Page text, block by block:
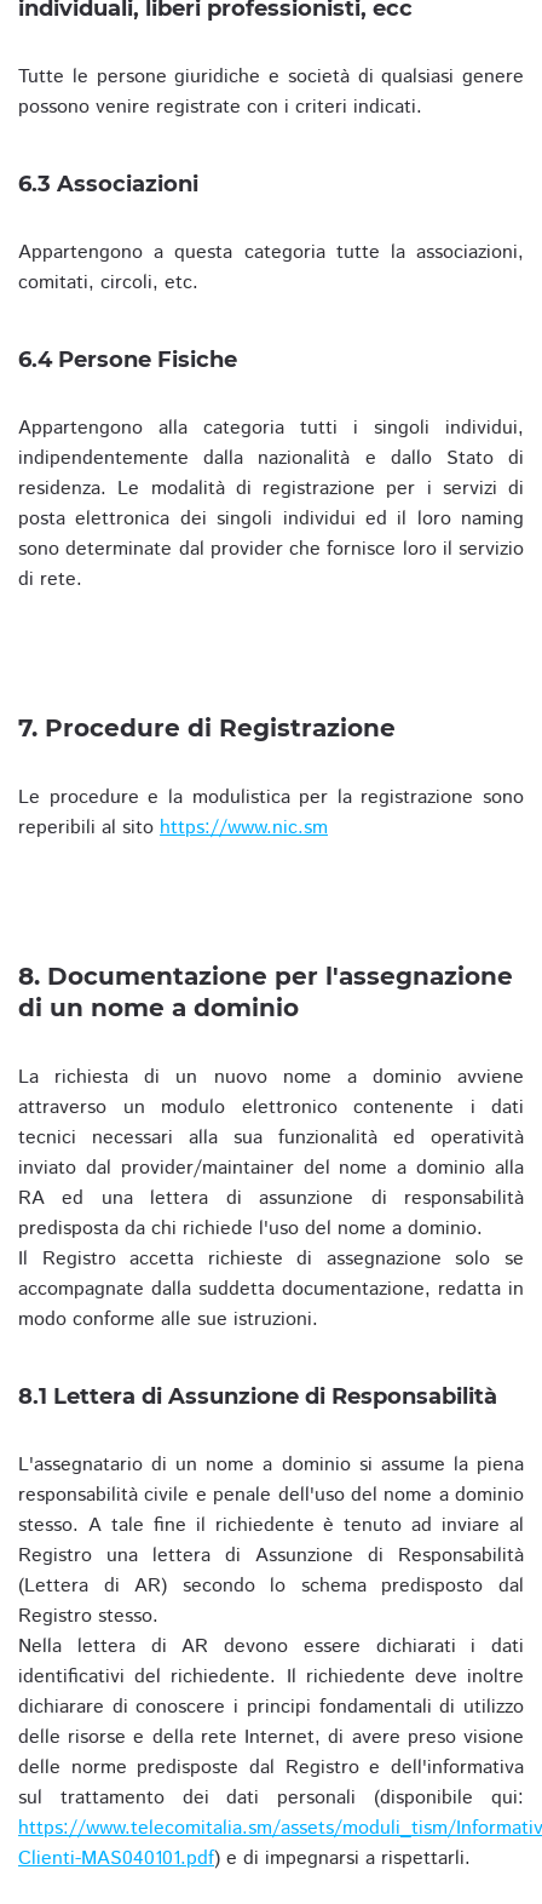
individuali, liberi professionisti, ecc
Tutte le persone giuridiche e società di qualsiasi genere
possono venire registrate con i criteri indicati.
6.3 Associazioni
Appartengono a questa categoria tutte la associazioni,
comitati, circoli, etc.
6.4 Persone Fisiche
Appartengono alla categoria tutti i singoli individui,
indipendentemente dalla nazionalità e dallo Stato di
residenza. Le modalità di registrazione per i servizi di
posta elettronica dei singoli individui ed il loro naming
sono determinate dal provider che fornisce loro il servizio
di rete.
7. Procedure di Registrazione
Le procedure e la modulistica per la registrazione sono
reperibili al sito https://www.nic.sm
8. Documentazione per l'assegnazione
di un nome a dominio
La richiesta di un nuovo nome a dominio avviene
attraverso un modulo elettronico contenente i dati
tecnici necessari alla sua funzionalità ed operatività
inviato dal provider/maintainer del nome a dominio alla
RA ed una lettera di assunzione di responsabilità
predisposta da chi richiede l'uso del nome a dominio.
Il Registro accetta richieste di assegnazione solo se
accompagnate dalla suddetta documentazione, redatta in
modo conforme alle sue istruzioni.
8.1 Lettera di Assunzione di Responsabilità
L'assegnatario di un nome a dominio si assume la piena
responsabilità civile e penale dell'uso del nome a dominio
stesso. A tale fine il richiedente è tenuto ad inviare al
Registro una lettera di Assunzione di Responsabilità
(Lettera di AR) secondo lo schema predisposto dal
Registro stesso.
Nella lettera di AR devono essere dichiarati i dati
identificativi del richiedente. Il richiedente deve inoltre
dichiarare di conoscere i principi fondamentali di utilizzo
delle risorse e della rete Internet, di avere preso visione
delle norme predisposte dal Registro e dell'informativa
sul trattamento dei dati personali (disponibile qui:
https://www.telecomitalia.sm/assets/moduli_tism/
Clienti-MAS040101.pdf) e di impegnarsi a rispettarli.